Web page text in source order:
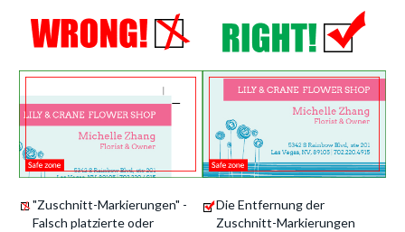
"Zuschnitt-Markierungen" -
Falsch platzierte oder
Die Entfernung der
Zuschnitt-Markierungen